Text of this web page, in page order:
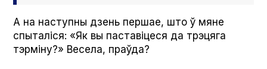
А на наступны дзень першае, што ў мяне
спыталіся: «Як вы паставіцеся да трэцяга
тэрміну?» Весела, праўда?